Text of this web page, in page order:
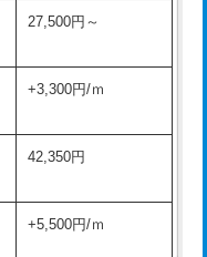
22,000円+材料費
11,000円+材料費
13,200円
16,500円
27,500円～
+3,300円/ｍ
42,350円
+5,500円/ｍ